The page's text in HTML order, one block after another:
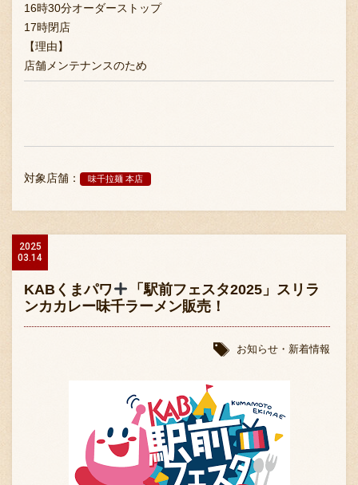
16時30分オーダーストップ
17時閉店
【理由】
店舗メンテナンスのため
対象店舗： 味千拉麺 本店
2025
03.14
KABくまパワ
「駅前フェスタ2025」スリラ
ンカカレー味千ラーメン販売！
お知らせ・新着情報